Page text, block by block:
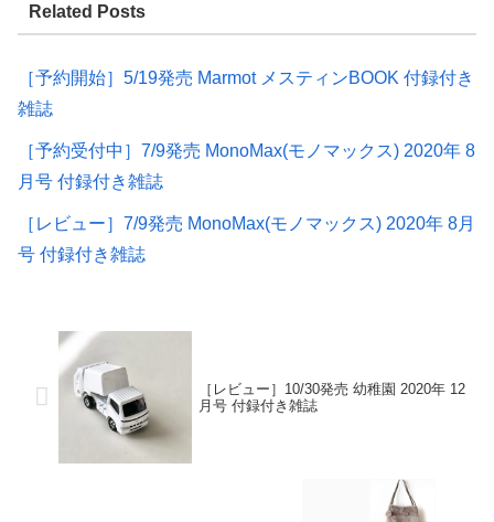
Related Posts
［予約開始］5/19発売 Marmot メスティンBOOK 付録付き
雑誌
［予約受付中］7/9発売 MonoMax(モノマックス) 2020年 8
月号 付録付き雑誌
［レビュー］7/9発売 MonoMax(モノマックス) 2020年 8月
号 付録付き雑誌
［レビュー］10/30発売 幼稚園 2020年 12
月号 付録付き雑誌